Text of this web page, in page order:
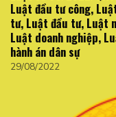
Luật đầu tư công,
tư, Luật đầu tư, Luật
Luật doanh nghiệp,
hành án dân sự
29/08/2022